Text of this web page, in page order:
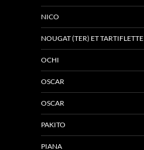
NICO
NOUGAT (TER) ET TARTIFLETTE
OCHI
OSCAR
OSCAR
PAKITO
PIANA